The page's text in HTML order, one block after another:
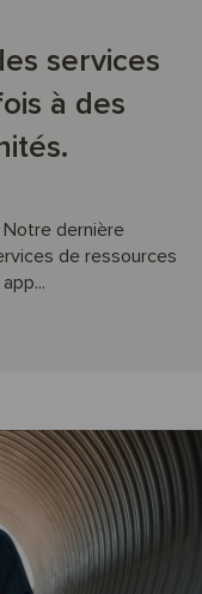
services
à des
Notre dernière
de ressources